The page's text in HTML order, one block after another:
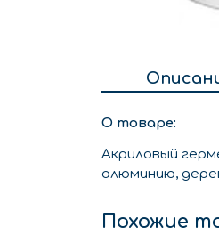
О товаре:
Акриловый
алюминию,
Похожие